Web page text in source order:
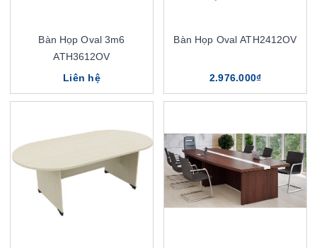
Bàn Họp Oval 3m6
ATH3612OV
Liên hệ
Bàn Họp Oval ATH2412OV
2.976.000₫